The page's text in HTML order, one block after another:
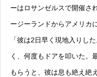
ーはロサンゼルスで開催さ
ージーランドからアメリカ
「彼は2日早く現地入りし
く、何度もドアを叩いた。
もらうと、彼は息も絶え絶